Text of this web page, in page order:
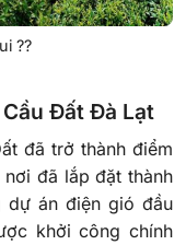
??
Đất Đà Lạt
đã trở thành điểm
đã lắp đặt thành
dự án điện gió đầu
khởi công chính